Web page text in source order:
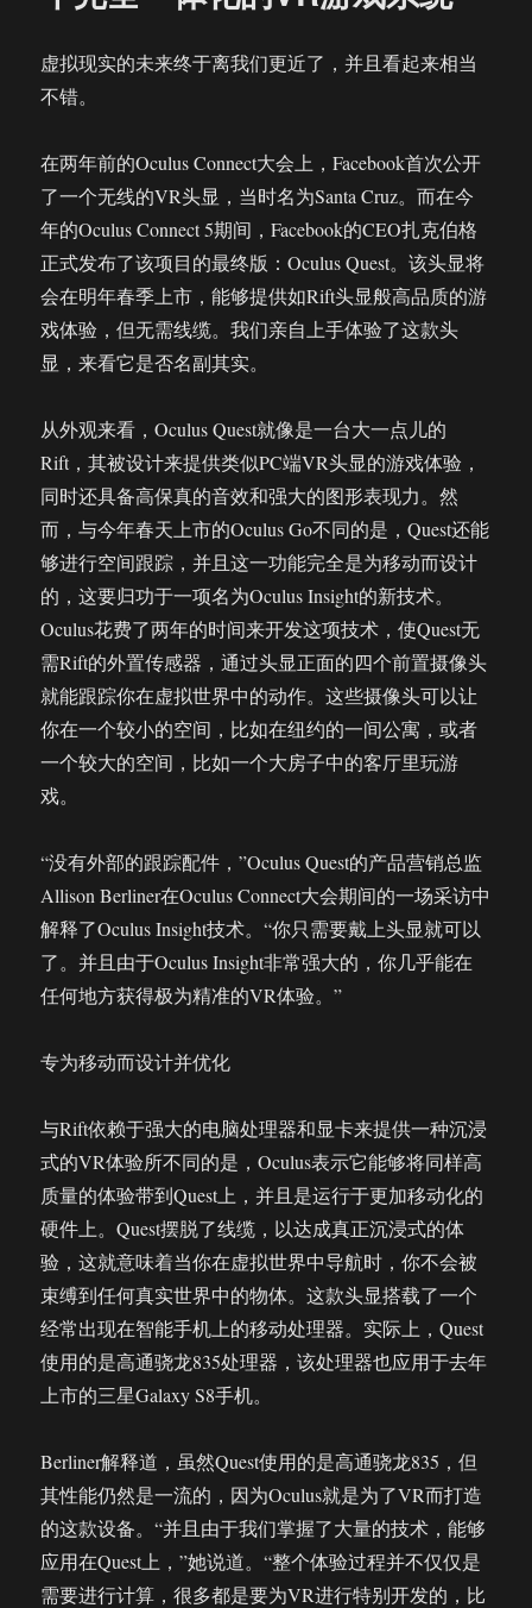
维
护
正
寻
求
更
先
进
的
VR/AR
头
显
备
虚拟现实的未来终于离我们更近了，并且看起来相当
不错。
在两年前的Oculus Connect大会上，Facebook首次公开
了一个无线的VR头显，当时名为Santa Cruz。而在今
年的Oculus Connect 5期间，Facebook的CEO扎克伯格
正式发布了该项目的最终版：Oculus Quest。该头显将
会在明年春季上市，能够提供如Rift头显般高品质的游
戏体验，但无需线缆。我们亲自上手体验了这款头
显，来看它是否名副其实。
从外观来看，Oculus Quest就像是一台大一点儿的
Rift，其被设计来提供类似PC端VR头显的游戏体验，
同时还具备高保真的音效和强大的图形表现力。然
而，与今年春天上市的Oculus Go不同的是，Quest还能
够进行空间跟踪，并且这一功能完全是为移动而设计
的，这要归功于一项名为Oculus Insight的新技术。
Oculus花费了两年的时间来开发这项技术，使Quest无
需Rift的外置传感器，通过头显正面的四个前置摄像头
就能跟踪你在虚拟世界中的动作。这些摄像头可以让
你在一个较小的空间，比如在纽约的一间公寓，或者
一个较大的空间，比如一个大房子中的客厅里玩游
戏。
“没有外部的跟踪配件，”Oculus Quest的产品营销总监
Allison Berliner在Oculus Connect大会期间的一场采访中
解释了Oculus Insight技术。“你只需要戴上头显就可以
了。并且由于Oculus Insight非常强大的，你几乎能在
任何地方获得极为精准的VR体验。”
专为移动而设计并优化
与Rift依赖于强大的电脑处理器和显卡来提供一种沉浸
式的VR体验所不同的是，Oculus表示它能够将同样高
质量的体验带到Quest上，并且是运行于更加移动化的
硬件上。Quest摆脱了线缆，以达成真正沉浸式的体
验，这就意味着当你在虚拟世界中导航时，你不会被
束缚到任何真实世界中的物体。这款头显搭载了一个
经常出现在智能手机上的移动处理器。实际上，Quest
使用的是高通骁龙835处理器，该处理器也应用于去年
上市的三星Galaxy S8手机。
Berliner解释道，虽然Quest使用的是高通骁龙835，但
其性能仍然是一流的，因为Oculus就是为了VR而打造
的这款设备。“并且由于我们掌握了大量的技术，能够
应用在Quest上，”她说道。“整个体验过程并不仅仅是
需要进行计算，很多都是要为VR进行特别开发的，比